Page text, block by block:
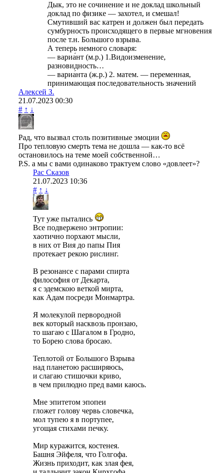
Дык, это не сочинение и не доклад школьный
доклад по физике — захотел, и смешал!
Смутивший вас катрен и должен был передать
сумбурность происходящего в первые мгновения
после т.н. Большого взрыва.
А теперь немного словаря:
— вариа́нт (м.р.) 1.Видоизменение,
разновидность…
— вариа́нта (ж.р.) 2. матем. — переменная,
принимающая последовательность значений
Алексей З.
21.07.2023 00:30
# ↑ ↓
Рад, что вызвал столь позитивные эмоции
Про тепловую смерть тема не дошла — как-то всё
остановилось на теме моей собственной…
P.S. а мы с вами одинаково трактуем слово «довлеет»?
Рас Сказов
21.07.2023 10:36
# ↑ ↓
Тут уже пытались
Все подвержено энтропии:
хаотично порхают мысли,
в них от Вия до папы Пия
протекает рекою рислинг.
В резонансе с парами спирта
философия от Декарта,
я с эдемскою веткой мирта,
как Адам посреди Монмартра.
Я молекулой первородной
век который насквозь пронзаю,
то шагаю с Шагалом в Гродно,
то Борею слова бросаю.
Теплотой от Большого Взрыва
над планетою расширяюсь,
и слагаю стишочки криво,
в чем прилюдно пред вами каюсь.
Мне эпитетом эпопеи
гложет голову червь словечка,
мол тупею я в портупее,
угощая стихами печку.
Мир куражится, костенея.
Башня Эйфеля, что Голгофа.
Жизнь приходит, как злая фея,